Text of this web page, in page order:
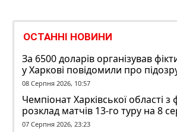
ОСТАННІ НОВИНИ
За 6500 доларів організував
у Харкові повідомили про
ексзавідувачу психлікарні
08 Серпня 2026, 10:57
Чемпіонат Харківської області з
розклад матчів 13-го туру на 8
07 Серпня 2026, 23:23